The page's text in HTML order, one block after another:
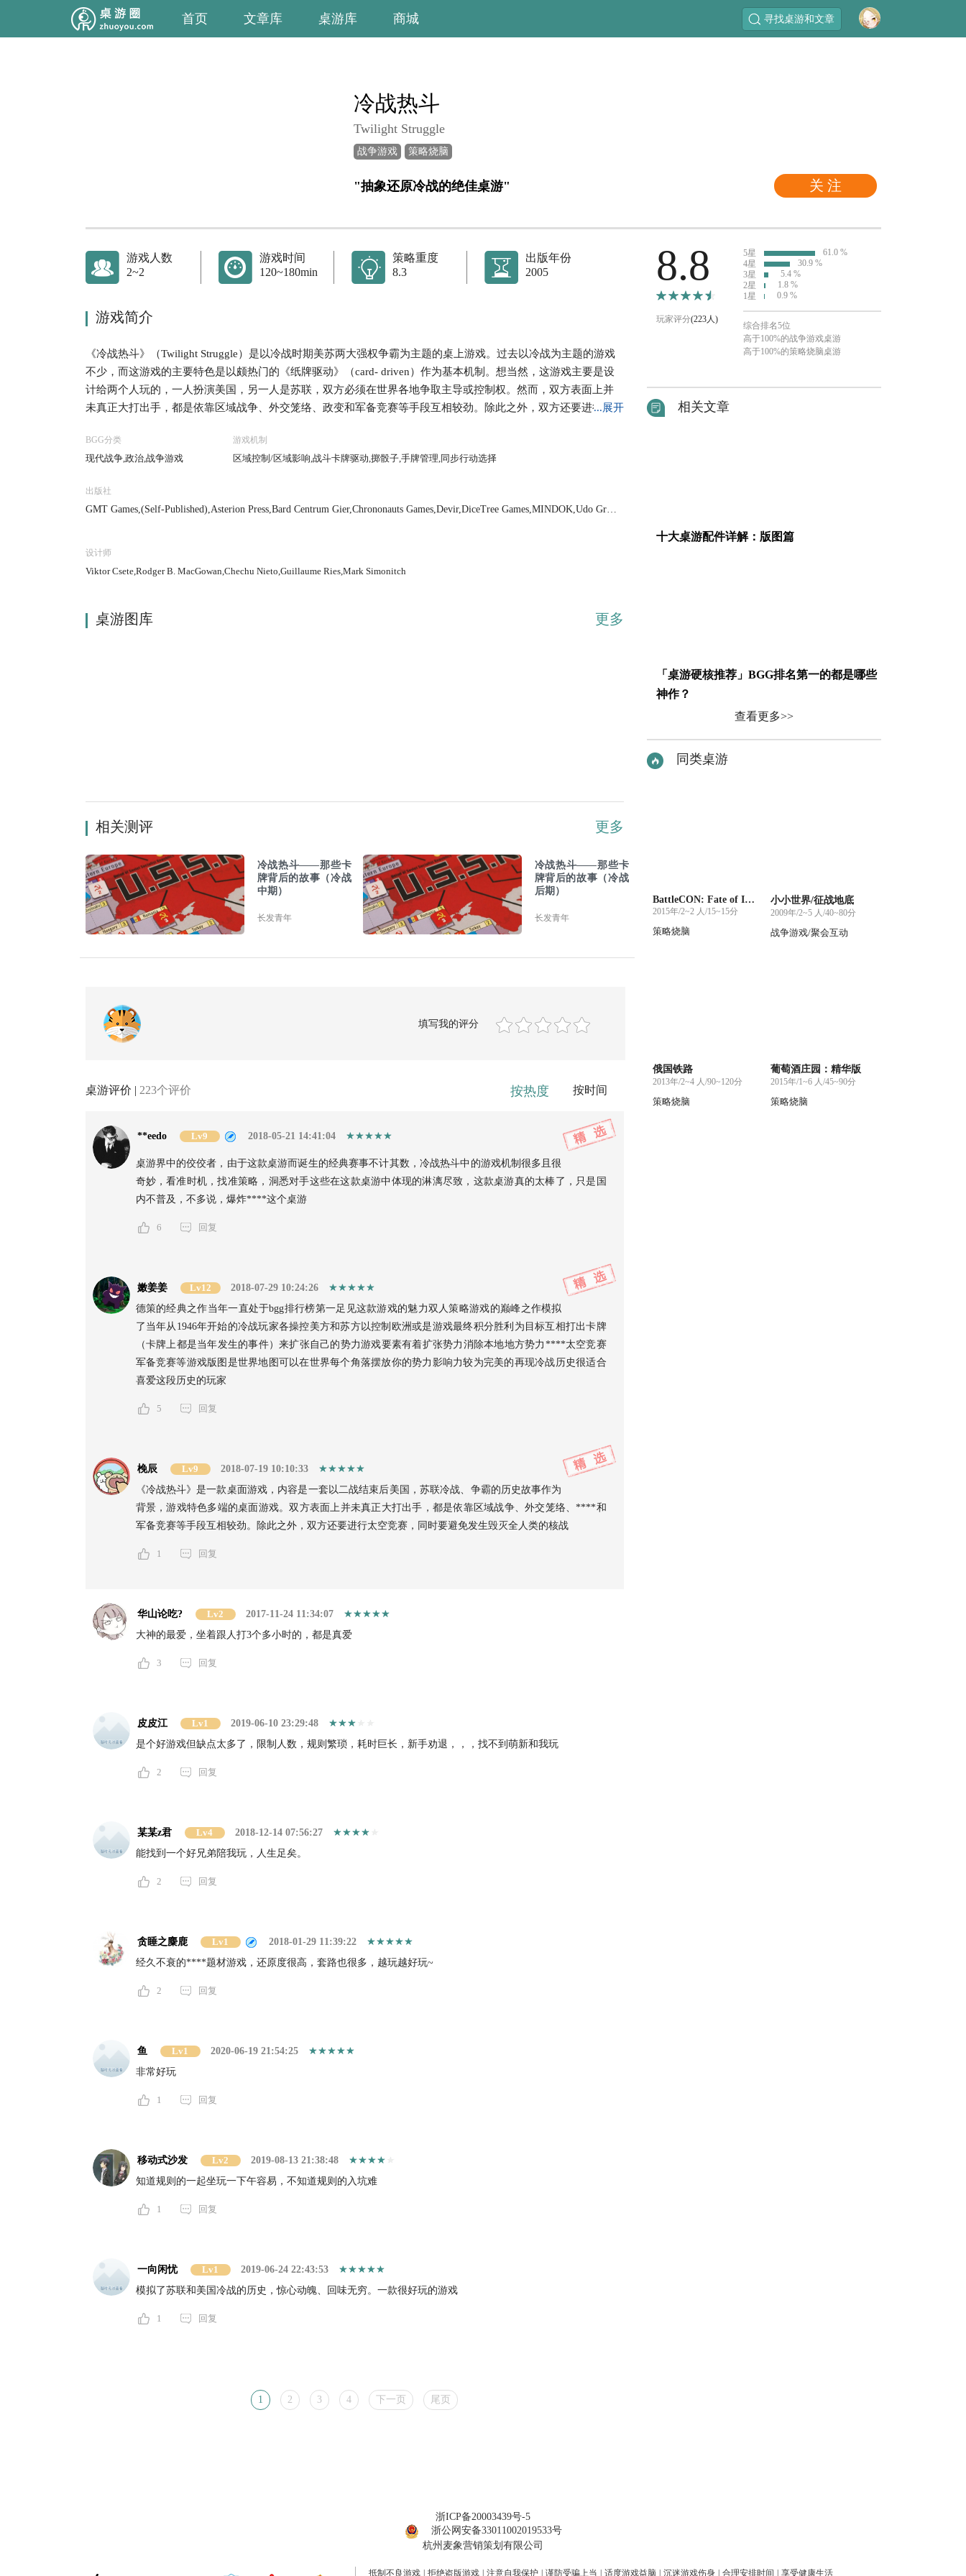
首页 文章库 桌游库 商城 寻找桌游和文章
关 注
冷战热斗
Twilight Struggle
战争游戏 策略烧脑
"抽象还原冷战的绝佳桌游"
游戏人数
2~2
游戏时间
120~180min
策略重度
8.3
出版年份
2005
游戏简介
《冷战热斗》（Twilight Struggle）是以冷战时期美苏两大强权争霸为主题的桌上游戏。过去以冷战为主题的游戏
不少，而这游戏的主要特色是以颇热门的《纸牌驱动》（card- driven）作为基本机制。想当然，这游戏主要是设
计给两个人玩的，一人扮演美国，另一人是苏联，双方必须在世界各地争取主导或控制权。然而，双方表面上并
未真正大打出手，都是依靠区域战争、外交笼络、政变和军备竞赛等手段互相较劲。除此之外，双方还要进行太
个区域：欧洲（又分为西欧和东欧子区域）、中东、中美洲、南美洲、非洲和亚洲（包括东南亚子区域），每个
区域包含数个国家。各区域都有些国家属于“战地“（battleground），这不是说那里真的都发生战争，而是表示这
较多国家与“战地“的玩家，基本分数会较高，此外还有一些额外的分数。 想要控制某个国家，就必须投入影响点
数，同时也可以设法削减敌方阵营的影响点数（与该国家结盟或发动政变）。然而前者有个限制，就是只能针对
牌理论”。设计者也承认，这游戏的前提是接受所有关于冷战的内部逻辑，包括将全世界视为是两大超级强权的棋
盘，其他国家都是棋子。只是某些棋子可能比较重要一点，例如在游戏中，中国被设计成为一张可以让双方轮流
...展开
BGG分类
现代战争,政治,战争游戏
游戏机制
区域控制/区域影响,战斗卡牌驱动,掷骰子,手牌管理,同步行动选择
出版社
GMT Games,(Self-Published),Asterion Press,Bard Centrum Gier,Chrononauts Games,Devir,DiceTree Games,MINDOK,Udo Greb
设计师
Viktor Csete,Rodger B. MacGowan,Chechu Nieto,Guillaume Ries,Mark Simonitch
桌游图库 更多
相关测评 更多
冷战热斗——那些卡
牌背后的故事（冷战
中期）
长发青年
冷战热斗——那些卡
牌背后的故事（冷战
后期）
长发青年
填写我的评分
桌游评价 | 223个评价 按热度 按时间
**eedo Lv9 2018-05-21 14:41:04
桌游界中的佼佼者，由于这款桌游而诞生的经典赛事不计其数，冷战热斗中的游戏机制很多且很
奇妙，看准时机，找准策略，洞悉对手这些在这款桌游中体现的淋漓尽致，这款桌游真的太棒了，只是国
内不普及，不多说，爆炸****这个桌游
6 回复
嫩姜姜 Lv12
2018-07-29 10:24:26
德策的经典之作当年一直处于bgg排行榜第一足见这款游戏的魅力双人策略游戏的巅峰之作模拟
了当年从1946年开始的冷战玩家各操控美方和苏方以控制欧洲或是游戏最终积分胜利为目标互相打出卡牌
（卡牌上都是当年发生的事件）来扩张自己的势力游戏要素有着扩张势力消除本地地方势力****太空竞赛
军备竞赛等游戏版图是世界地图可以在世界每个角落摆放你的势力影响力较为完美的再现冷战历史很适合
喜爱这段历史的玩家
5 回复
梚辰 Lv9
2018-07-19 10:10:33
《冷战热斗》是一款桌面游戏，内容是一套以二战结束后美国，苏联冷战、争霸的历史故事作为
背景，游戏特色多端的桌面游戏。双方表面上并未真正大打出手，都是依靠区域战争、外交笼络、****和
军备竞赛等手段互相较劲。除此之外，双方还要进行太空竞赛，同时要避免发生毁灭全人类的核战
1 回复
华山论吃? Lv2
2017-11-24 11:34:07
大神的最爱，坐着跟人打3个多小时的，都是真爱
3 回复
皮皮江 Lv1
2019-06-10 23:29:48
是个好游戏但缺点太多了，限制人数，规则繁琐，耗时巨长，新手劝退，，，找不到萌新和我玩
2 回复
某某z君 Lv4
2018-12-14 07:56:27
能找到一个好兄弟陪我玩，人生足矣。
2 回复
贪睡之麋鹿 Lv1
2018-01-29 11:39:22
经久不衰的****题材游戏，还原度很高，套路也很多，越玩越好玩~
2 回复
鱼 Lv1
2020-06-19 21:54:25
非常好玩
1 回复
移动式沙发 Lv2
2019-08-13 21:38:48
知道规则的一起坐玩一下午容易，不知道规则的入坑难
1 回复
一向闲忧 Lv1
2019-06-24 22:43:53
模拟了苏联和美国冷战的历史，惊心动魄、回味无穷。一款很好玩的游戏
1 回复
1 2 3 4 下一页 尾页
8.8
玩家评分(223人)
5星
61.0 %
4星
30.9 %
3星
5.4 %
2星
1.8 %
1星
0.9 %
综合排名5位
高于100%的战争游戏桌游
高于100%的策略烧脑桌游
相关文章
十大桌游配件详解：版图篇
「桌游硬核推荐」BGG排名第一的都是哪些
神作？
查看更多>>
同类桌游
BattleCON: Fate of Indines
2015年/2~2 人/15~15分
策略烧脑
小小世界/征战地底
2009年/2~5 人/40~80分
战争游戏/聚会互动
俄国铁路
2013年/2~4 人/90~120分
策略烧脑
葡萄酒庄园：精华版
2015年/1~6 人/45~90分
策略烧脑
浙ICP备20003439号-5
浙公网安备33011002019533号
杭州麦象营销策划有限公司
抵制不良游戏 | 拒绝盗版游戏 | 注意自我保护 | 谨防受骗上当 | 适度游戏益脑 | 沉迷游戏伤身 | 合理安排时间 | 享受健康生活